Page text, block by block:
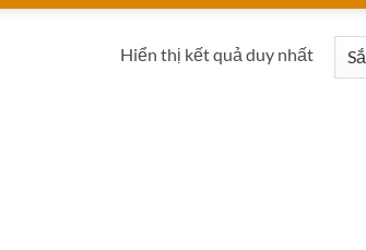
Hiển thị kết quả duy nhất